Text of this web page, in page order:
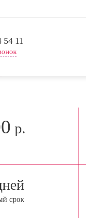
54 11
р.
срок